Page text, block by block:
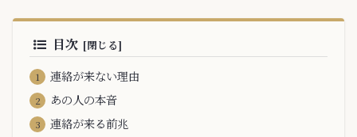
目次
連絡が来ない理由
あの人の本音
連絡が来る前兆